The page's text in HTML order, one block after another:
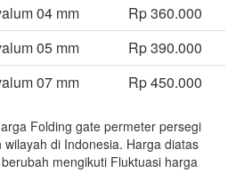
04 mm
Rp 360.000
05 mm
Rp 390.000
07 mm
Rp 450.000
Folding gate permeter persegi
di Indonesia. Harga diatas
mengikuti Fluktuasi harga